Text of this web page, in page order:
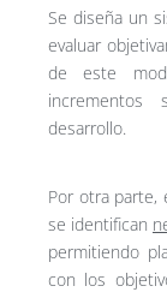
Se diseña un
evaluar
de este
incrementos
desarrollo.
Por otra parte,
se identifican
permitiendo
con los